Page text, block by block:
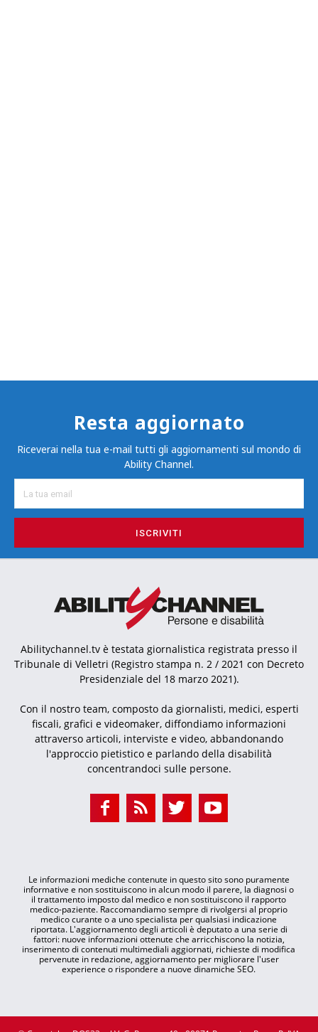
Resta aggiornato
Riceverai nella tua e-mail tutti gli aggiornamenti sul mondo di
Ability Channel.
ISCRIVITI
Abilitychannel.tv è testata giornalistica registrata presso il
Tribunale di Velletri (Registro stampa n. 2 / 2021 con Decreto
Presidenziale del 18 marzo 2021).
Con il nostro team, composto da giornalisti, medici, esperti
fiscali, grafici e videomaker, diffondiamo informazioni
attraverso articoli, interviste e video, abbandonando
l'approccio pietistico e parlando della disabilità
concentrandoci sulle persone.
Le informazioni mediche contenute in questo sito sono puramente
informative e non sostituiscono in alcun modo il parere, la diagnosi o
il trattamento imposto dal medico e non sostituiscono il rapporto
medico-paziente. Raccomandiamo sempre di rivolgersi al proprio
medico curante o a uno specialista per qualsiasi indicazione
riportata. L'aggiornamento degli articoli è deputato a una serie di
fattori: nuove informazioni ottenute che arricchiscono la notizia,
inserimento di contenuti multimediali aggiornati, richieste di modifica
pervenute in redazione, aggiornamento per migliorare l'user
experience o rispondere a nuove dinamiche SEO.